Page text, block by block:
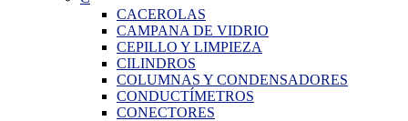
CACEROLAS
CAMPANA DE VIDRIO
CEPILLO Y LIMPIEZA
CILINDROS
COLUMNAS Y CONDENSADORES
CONDUCTÍMETROS
CONECTORES